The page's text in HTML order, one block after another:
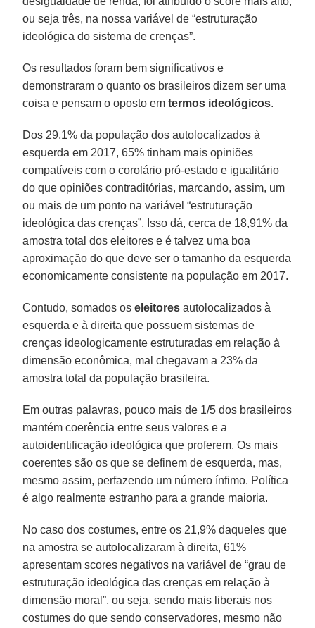
ou seja três, na nossa variável de “estruturação
ideológica do sistema de crenças”.
Os resultados foram bem significativos e
demonstraram o quanto os brasileiros dizem ser uma
coisa e pensam o oposto emtermos ideológicos.
Dos 29,1% da população dos autolocalizados à
esquerda em 2017, 65% tinham mais opiniões
compatíveis com o corolário pró-estado e igualitário
do que opiniões contraditórias, marcando, assim, um
ou mais de um ponto na variável “estruturação
ideológica das crenças”. Isso dá, cerca de 18,91% da
amostra total dos eleitores e é talvez uma boa
aproximação do que deve ser o tamanho da esquerda
economicamente consistente na população em 2017.
Contudo, somados oseleitores autolocalizados à
esquerda e à direita que possuem sistemas de
crenças ideologicamente estruturadas em relação à
dimensão econômica, mal chegavam a 23% da
amostra total da população brasileira.
Em outras palavras, pouco mais de 1/5 dos brasileiros
mantém coerência entre seus valores e a
autoidentificação ideológica que proferem. Os mais
coerentes são os que se definem de esquerda, mas,
mesmo assim, perfazendo um número ínfimo. Política
é algo realmente estranho para a grande maioria.
No caso dos costumes, entre os 21,9% daqueles que
na amostra se autolocalizaram à direita, 61%
apresentam scores negativos na variável de “grau de
estruturação ideológica das crenças em relação à
dimensão moral”, ou seja, sendo mais liberais nos
costumes do que sendo conservadores, mesmo não